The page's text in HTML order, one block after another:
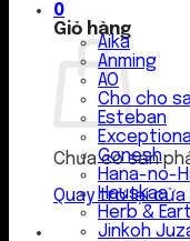
0
Giỏ hàng
Chưa có sản
Quay trở lại cửa
Aika
Anming
AO
Cho cho
Esteban
Gonesh
Hana-no-
Hauskaa
Herb &
Jinkoh